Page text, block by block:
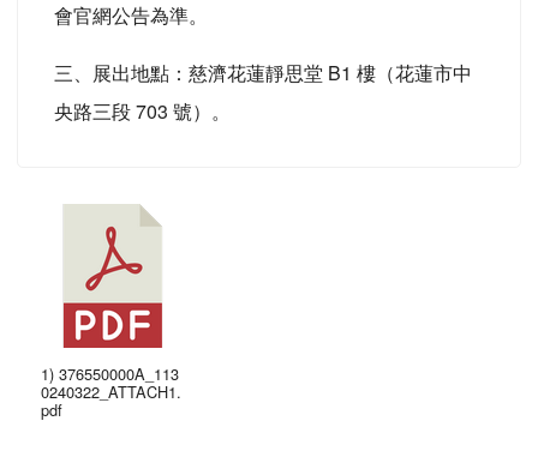
會官網公告為準。
三、展出地點：慈濟花蓮靜思堂 B1 樓（花蓮市中
央路三段 703 號）。
1) 376550000A_113
0240322_ATTACH1.
pdf